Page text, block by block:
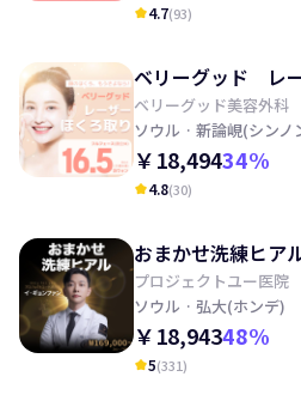
kid_star4.7(93)
ベリーグッド レ
ベリーグッド美容外科
ソウル · 新論峴(シンノ
￥18,49434%
kid_star4.8(30)
おまかせ洗練ヒア
プロジェクトユー医院
ソウル · 弘大(ホンデ)
￥18,94348%
kid_star5(331)